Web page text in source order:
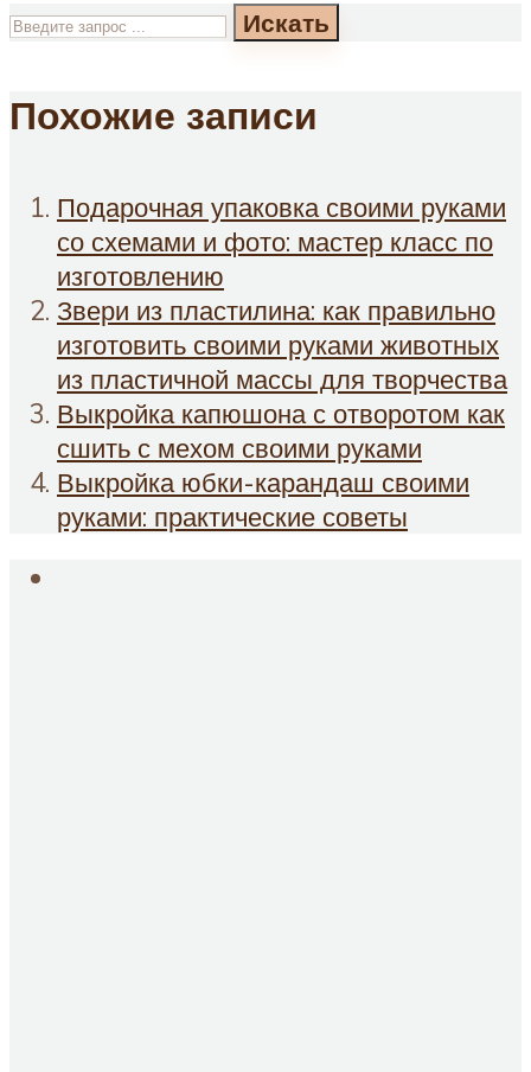
Искать
Похожие записи
Подарочная упаковка своими руками
со схемами и фото: мастер класс по
изготовлению
Звери из пластилина: как правильно
изготовить своими руками животных
из пластичной массы для творчества
Выкройка капюшона с отворотом как
сшить с мехом своими руками
Выкройка юбки-карандаш своими
руками: практические советы